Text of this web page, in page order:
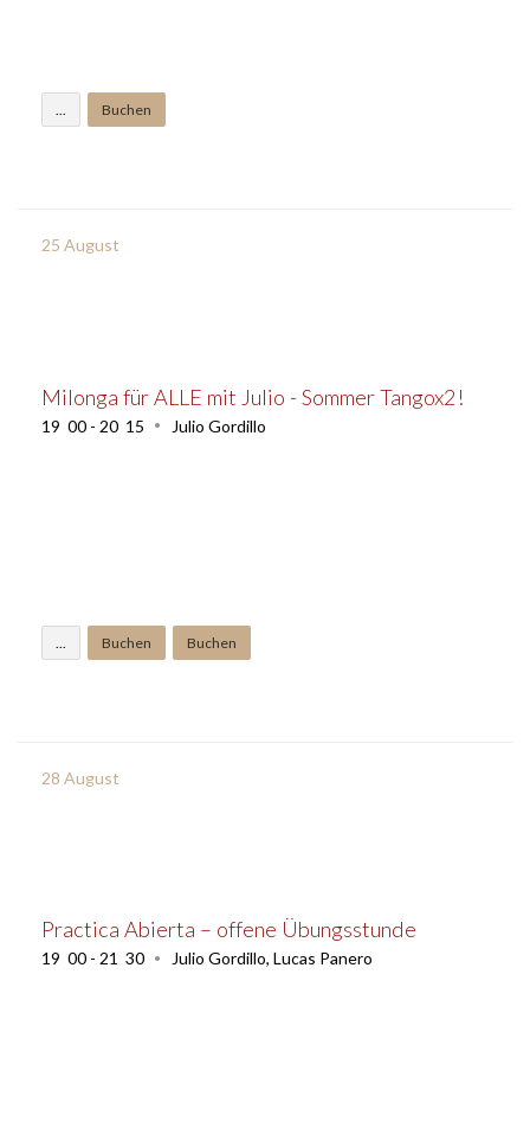
... Buchen
25 August
Milonga für ALLE mit Julio - Sommer Tangox2!
19 00 - 20 15 Julio Gordillo
Buchen Buchen
28 August
Practica Abierta – offene Übungsstunde
19 00 - 21 30 Julio Gordillo, Lucas Panero